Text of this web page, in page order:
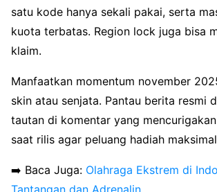
satu kode hanya sekali pakai, serta
kuota terbatas. Region lock juga bisa
klaim.
Manfaatkan momentum november
skin atau senjata. Pantau berita resmi
tautan di komentar yang
saat rilis agar peluang hadiah
➡️ Baca Juga: Olahraga Ekstrem di
Tantangan dan Adrenalin